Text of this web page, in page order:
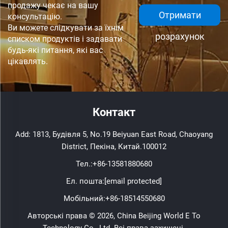
продажу чекає на вашу
консультацію.
Ви можете слідкувати за їхнім
списком продуктів і задавати
будь-які питання, які вас
цікавлять.
Отримати
розрахунок
Контакт
Add: 1813, Будівля 5, No.19 Beiyuan East Road, Chaoyang
District, Пекіна, Китай.100012
Тел.:+86-13581880680
Ел. пошта:[email protected]
Мобільний:+86-18514550680
Авторські права © 2026, China Beijing World E To